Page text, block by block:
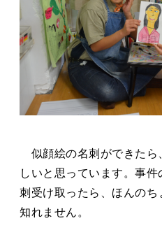
似顔絵の名刺ができたら
しいと思っています。事
刺受け取ったら、ほんのち
知れません。